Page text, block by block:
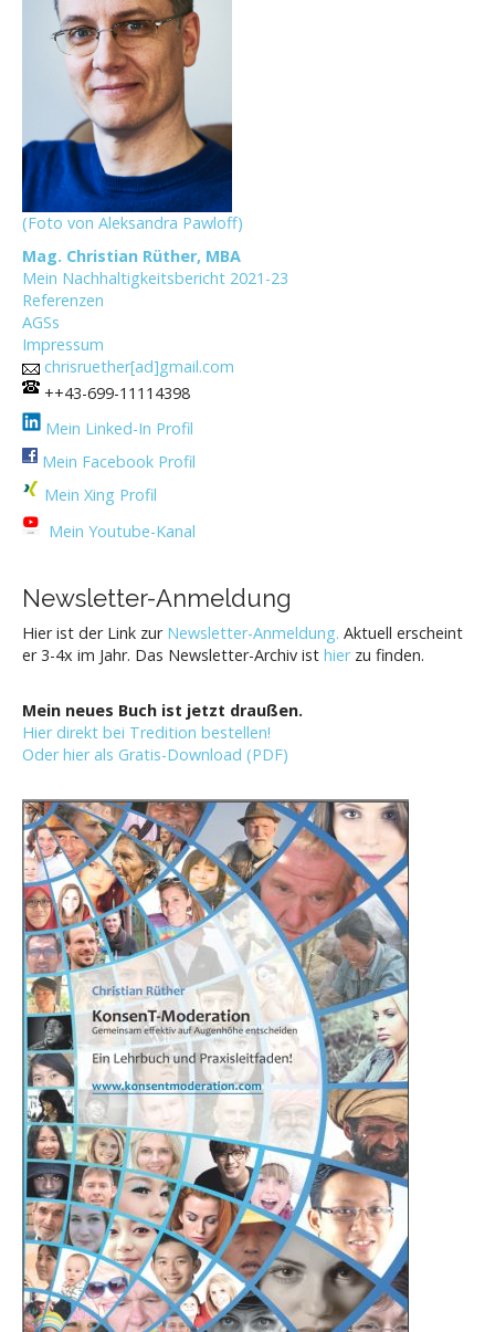
(Foto von Aleksandra Pawloff)
Mag. Christian Rüther, MBA
Mein Nachhaltigkeitsbericht 2021-23
Referenzen
AGSs
Impressum
chrisruether[ad]gmail.com
++43-699-11114398
Mein Linked-In Profil
Mein Facebook Profil
Mein Xing Profil
Mein Youtube-Kanal
Newsletter-Anmeldung
Hier ist der Link zur Newsletter-Anmeldung. Aktuell erscheint
er 3-4x im Jahr. Das Newsletter-Archiv ist hierzu finden.
Mein neues Buch ist jetzt draußen.
Hier direkt bei Tredition bestellen!
Oder hier als Gratis-Download (PDF)